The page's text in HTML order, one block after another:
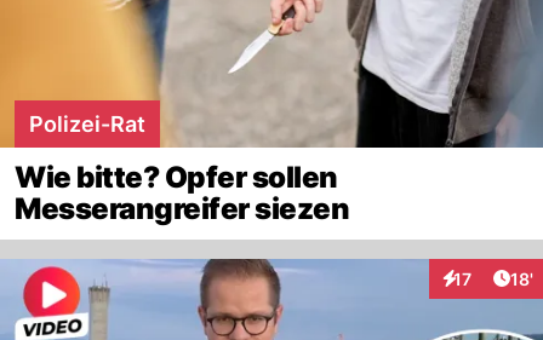
Polizei-Rat
Wie bitte? Opfer sollen
Messerangreifer siezen
17
Interaktionen
18'